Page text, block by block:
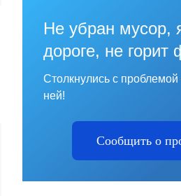
Не убран мусор,
дороге, не горит
Столкнулись с
ней!
Сообщить о